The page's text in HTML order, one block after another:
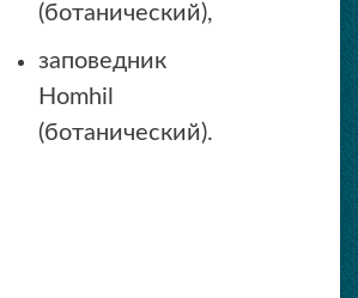
(ботанический),
заповедник
Homhil
(ботанический).